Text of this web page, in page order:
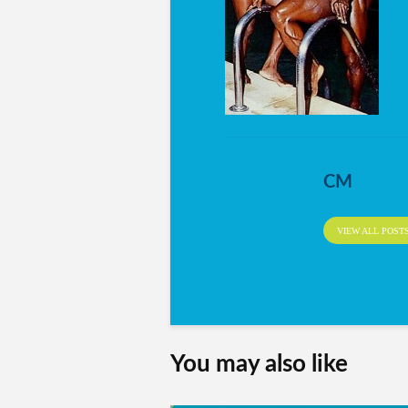
CM
VIEW ALL
You may also like